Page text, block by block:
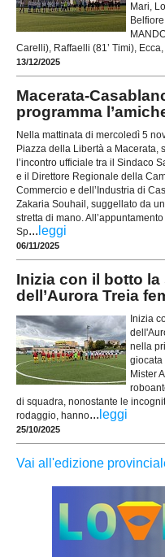
Mari,
Carelli), Raffaelli (81’ Timi),
13/12/2025
Macerata-
programma
Nella mattinata di mercoledì 5
Piazza della Libertà a Macerata,
l’incontro ufficiale tra il Sindaco
e il Direttore Regionale della
Commercio e dell’Industria di
Zakaria Souhail, suggellato da
stretta di mano.
Sp... leggi
06/11/2025
Inizia con il botto la
dell’Aurora Treia
Inizia
nella
giocata
Mister
di squadra, nonostante le
rodaggio, hanno... leggi
25/10/2025
Vai all'edizione